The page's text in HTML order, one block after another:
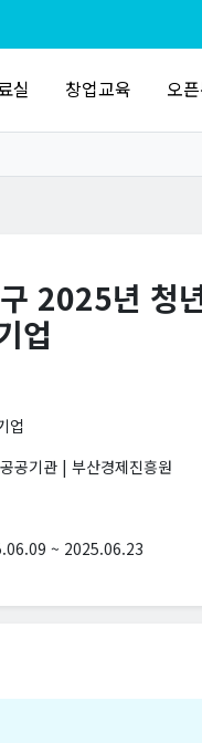
실 창업교육 오
2025년 청
업
업
공기관 | 부산경제진흥원
~ 2025.06.23